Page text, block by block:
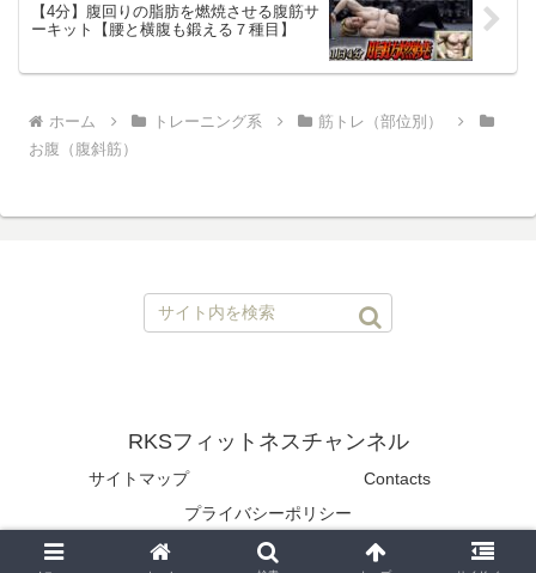
【4分】腹回りの脂肪を燃焼させる腹筋サ
ーキット【腰と横腹も鍛える７種目】
ホーム トレーニング系
筋トレ（部位別）
お腹（腹斜筋）
RKSフィットネスチャンネル
サイトマップ
Contacts
プライバシーポリシー
© 2020 RKSフィットネスチャンネル.